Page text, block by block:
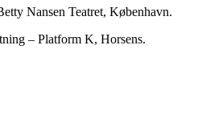
Nansen Teatret, København.
– Platform K, Horsens.